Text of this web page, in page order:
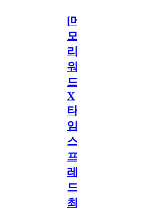
[메
모
리
워
드
X
타
임
스
프
레
드]
최